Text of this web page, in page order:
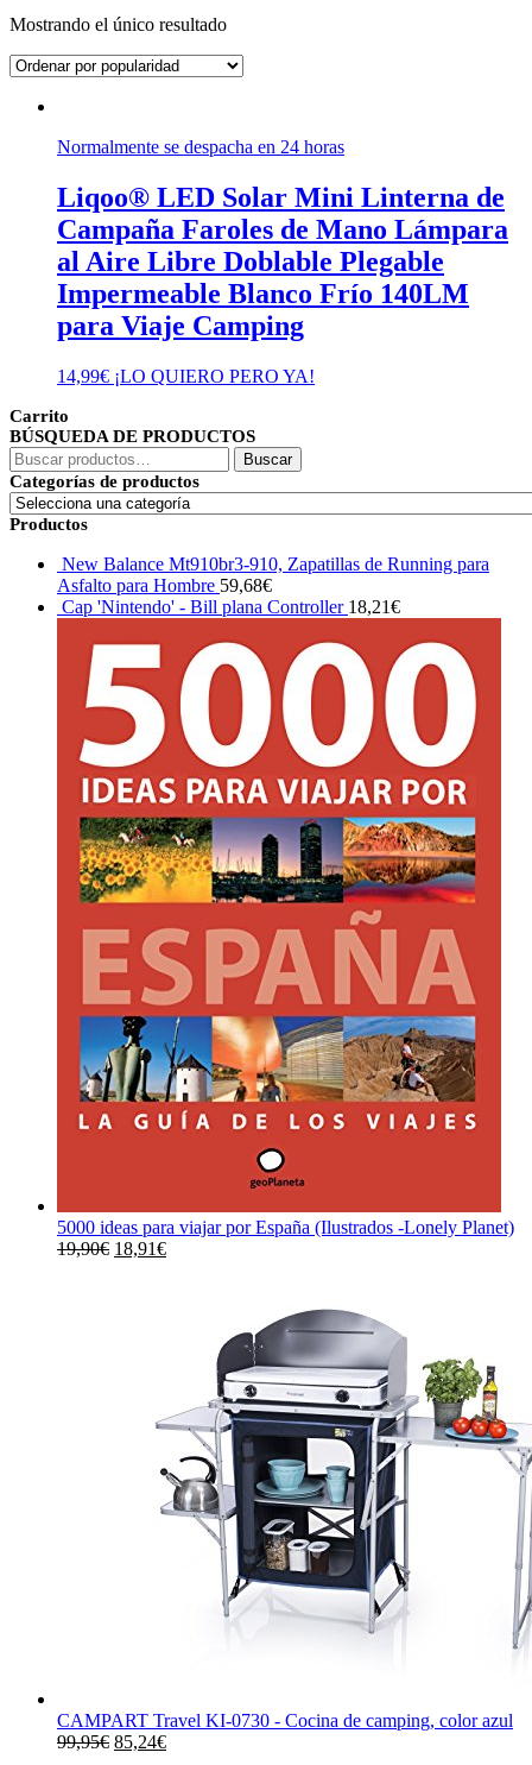
Mostrando el único resultado
Normalmente se despacha en 24 horas
Liqoo® LED Solar Mini Linterna de
Campaña Faroles de Mano Lámpara
al Aire Libre Doblable Plegable
Impermeable Blanco Frío 140LM
para Viaje Camping
14,99€ ¡LO QUIERO PERO YA!
Carrito
BÚSQUEDA DE PRODUCTOS
Buscar
por:
Buscar
Categorías de productos
Productos
New Balance Mt910br3-910, Zapatillas de Running para
Asfalto para Hombre 59,68€
Cap 'Nintendo' - Bill plana Controller 18,21€
5000 ideas para viajar por España (Ilustrados -Lonely Planet)
19,90€ El
18,91€El
CAMPART Travel KI-0730 - Cocina de camping, color azul
99,95€ El
85,24€El